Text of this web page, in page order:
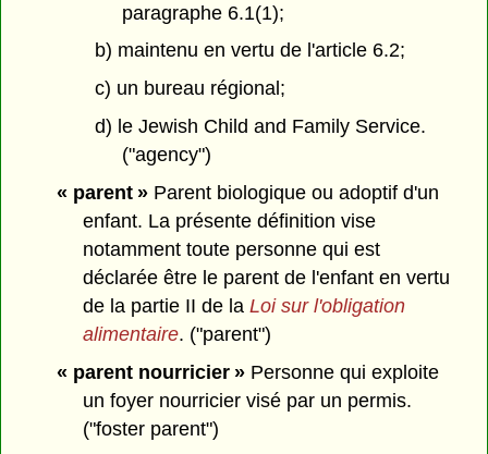
paragraphe 6.1(1);
b) maintenu en vertu de l'article 6.2;
c) un bureau régional;
d) le Jewish Child and Family Service.
("agency")
« parent »Parent biologique ou adoptif d'un
enfant. La présente définition vise
notamment toute personne qui est
déclarée être le parent de l'enfant en vertu
de la partie II de laLoi sur l'obligation
alimentaire. ("parent")
« parent nourricier »Personne qui exploite
un foyer nourricier visé par un permis.
("foster parent")